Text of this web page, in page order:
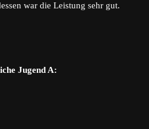
war die Leistung sehr gut.
Jugend A: